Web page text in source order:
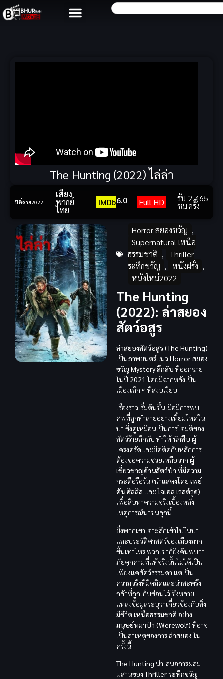
The Hunting (2022) ไล่ล่า
ปีที่ฉาย2022
เสียง
พากย์
ไทย
IMDb6.0 Full HD รับ
ชม
2,465
ครั้ง
Horror สยองขวัญ ,
Supernatural เหนือ
ธรรมชาติ ,
Thriller
ระทึกขวัญ , หนังฝรั่ง ,
หนังใหม่2022
The Hunting
(2022): ล่าสยอง
สัตว์อสูร
ล่าสยองสัตว์อสูร (The Hunting)
เป็นภาพยนตร์แนว Horror สยอง
ขวัญ Mystery ลึกลับ ที่ออกฉาย
ในปี 2021 โดยมีฉากหลังเป็น
เมืองเล็ก ๆ ที่สงบเงียบ
เรื่องราวเริ่มต้นขึ้นเมื่อมีการพบ
ศพที่ถูกทำลายอย่างเหี้ยมโหดใน
ป่า ซึ่งดูเหมือนเป็นการโจมตีของ
สัตว์ร้ายลึกลับ ทำให้นักสืบ ผู้
เคร่งครัดและยึดติดกับหลักการ
ต้องขอความช่วยเหลือจาก ผู้
เชี่ยวชาญด้านสัตว์ป่า ที่มีความ
กระตือรือร้น (นำแสดงโดย เพย์
ตัน ฮิลลิส และโจเอล เวสต์วูด)
เพื่อสืบหาความจริงเบื้องหลัง
เหตุการณ์น่าขนลุกนี้
ยิ่งพวกเขาเจาะลึกเข้าไปในป่า
และประวัติศาสตร์ของเมืองมาก
ขึ้นเท่าไหร่ พวกเขาก็ยิ่งค้นพบว่า
ภัยคุกคามที่แท้จริงนั้นไม่ได้เป็น
เพียงแค่สัตว์ธรรมดา แต่เป็น
ความจริงที่มืดมิดและน่าสะพรึง
กลัวที่ถูกเก็บซ่อนไว้ ซึ่งหลาย
แหล่งข้อมูลระบุว่าเกี่ยวข้องกับสิ่ง
มีชีวิต เหนือธรรมชาติ อย่าง
มนุษย์หมาป่า (Werewolf) ที่อาจ
เป็นสาเหตุของการล่าสยองใน
ครั้งนี้
The Hunting นำเสนอการผสม
ผสานของThriller ระทึกขวัญ